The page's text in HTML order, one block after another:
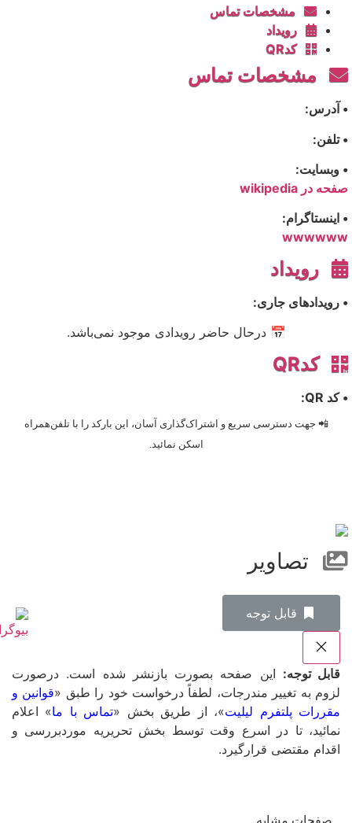
مشخصات تماس
رویداد
کدQR
مشخصات تماس
• آدرس:
• تلفن:
• وبسایت:
صفحه در wikipedia
• اینستاگرام:
wwwwww
رویداد
• رویدادهای جاری:
📅 درحال حاضر رویدادی موجود نمی‌باشد.
کدQR
• کد QR:
📲 جهت دسترسی سریع و اشتراک‌گذاری آسان، این بارکد را با تلفن‌همراه
اسکن نمائید.
تصاویر
‌قابل توجه
قابل توجه: این صفحه بصورت بازنشر شده است. درصورت
لزوم به تغییر مندرجات، لطفاً درخواست خود را طبق «قوانین و
مقررات پلتفرم لیلیت»، از طریق بخش «تماس با ما» اعلام
نمائید، تا در اسرع وقت توسط بخش تحریریه موردبررسی و
اقدام مقتضی قرارگیرد.
صفحات مشابه